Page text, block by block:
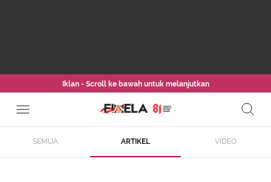
Iklan - Scroll ke bawah untuk melanjutkan
SEMUA ARTIKEL VIDEO